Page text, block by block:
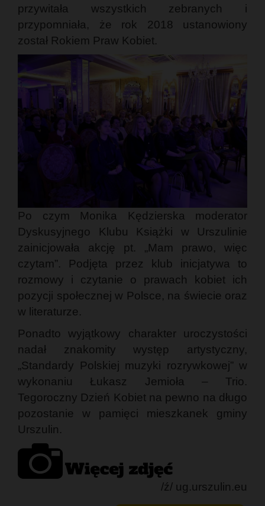
przywitała wszystkich zebranych i
przypomniała, że rok 2018 ustanowiony
został Rokiem Praw Kobiet.
Po czym Monika Kędzierska moderator
Dyskusyjnego Klubu Książki w Urszulinie
zainicjowała akcję pt. „Mam prawo, więc
czytam”. Podjęta przez klub inicjatywa to
rozmowy i czytanie o prawach kobiet ich
pozycji społecznej w Polsce, na świecie oraz
w literaturze.
Ponadto wyjątkowy charakter uroczystości
nadał znakomity występ artystyczny,
„Standardy Polskiej muzyki rozrywkowej” w
wykonaniu Łukasz Jemioła – Trio.
Tegoroczny Dzień Kobiet na pewno na długo
pozostanie w pamięci mieszkanek gminy
Urszulin.
/ź/ ug.urszulin.eu